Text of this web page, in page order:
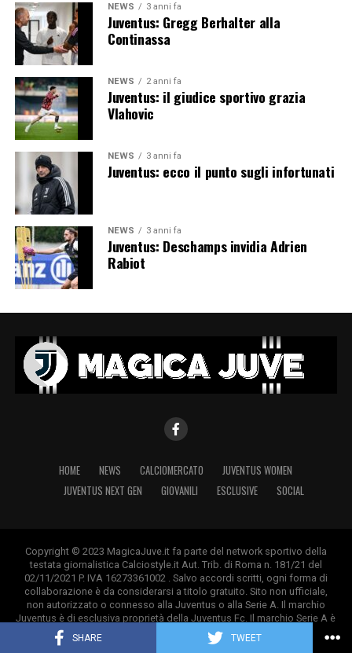
SHARE TWEET
NEWS 3 anni fa
Juventus: Gregg Berhalter alla
Continassa
NEWS 2 anni fa
Juventus: il giudice sportivo grazia
Vlahovic
NEWS 3 anni fa
Juventus: ecco il punto sugli infortunati
NEWS 3 anni fa
Juventus: Deschamps invidia Adrien
Rabiot
HOME NEWS CALCIOMERCATO
JUVENTUS WOMEN
JUVENTUS NEXT GEN
GIOVANILI ESCLUSIVE SOCIAL
Copyright © 2023 MagicaJuve.it fa parte del network sportivo della
testata giornalistica Calciostyle.it Aut. Trib. di Roma n. 181/21 del
02/11/2021 P. IVA 16273361002 . Salvo accordi scritti, ogni forma di
collaborazione è da considerarsi a titolo gratuito. Sito non ufficiale,
non autorizzato o connesso alla Juventus o alla Serie A. Il marchio
Juventus è di esclusiva proprietà della Juventus Fc. Il marchio Serie A è
di esclusiva proprietà della Lega Calcio.